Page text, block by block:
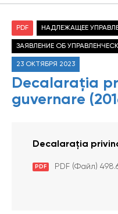
PDF НАДЛЕЖАЩЕЕ
ЗАЯВЛЕНИЕ ОБ
23 ОКТЯБРЯ 2023
Decalarația
guvernare
Decalarația
PDF PDF (Файл)